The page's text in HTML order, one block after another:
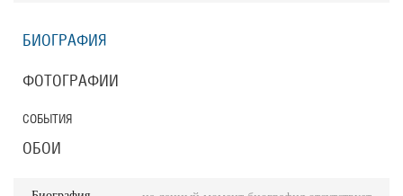
БИОГРАФИЯ
ФОТОГРАФИИ
СОБЫТИЯ
ОБОИ